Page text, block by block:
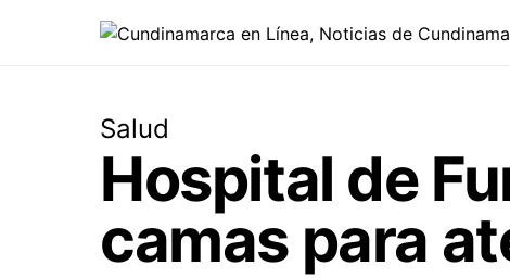
Salud
Hospital de
camas para